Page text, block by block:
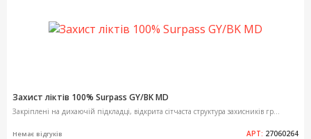
Захист ліктів 100% Surpass GY/BK MD
Закріплені на дихаючій підкладці, відкрита сітчаста структура захисників гр...
Немає відгуків АРТ: 27060264